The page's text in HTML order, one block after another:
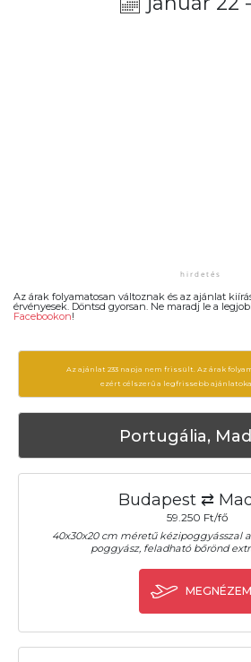
Az árak folyamatosan változnak és az ajánlat
érvényesek. Döntsd gyorsan. Ne maradj le a
Facebookon!
Az ajánlat 233 napja nem frissült. Az árak
ezért célszerű a legfrissebb
Portugália,
Budapest ⇄
59.250 Ft/fő
40x30x20 cm méretű kézipoggyásszal
poggyász, feladható bőrönd
MEGNÉZEM